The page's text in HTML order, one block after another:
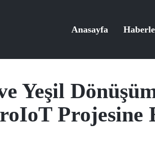
Anasayfa
Yeşil
Projesine